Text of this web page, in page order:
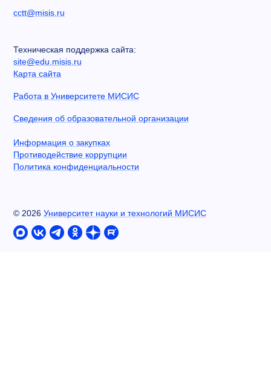
cctt@misis.ru
Техническая поддержка сайта:
site@edu.misis.ru
Карта сайта
Работа в Университете МИСИС
Сведения об образовательной организации
Информация о закупках
Противодействие коррупции
Политика конфиденциальности
© 2026 Университет науки и технологий МИСИС